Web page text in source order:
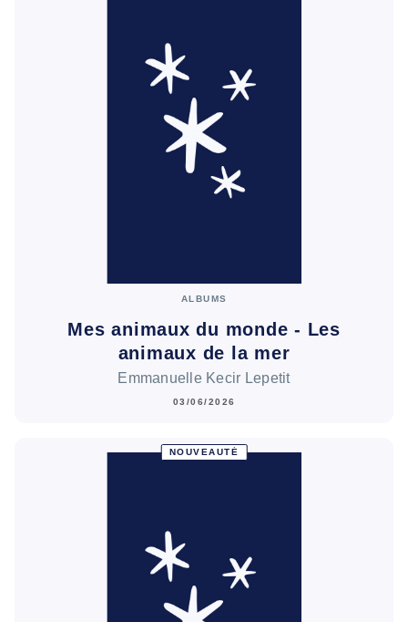
ALBUMS
Mes animaux du monde - Les
animaux de la mer
Emmanuelle Kecir Lepetit
03/06/2026
NOUVEAUTÉ